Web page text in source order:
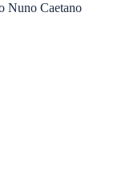
Nuno Caetano